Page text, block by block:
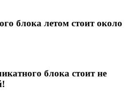
блока летом стоит около
блока стоит не